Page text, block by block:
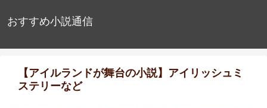
おすすめ小説通信
【アイルランドが舞台の小説】アイリッシュミ
ステリーなど